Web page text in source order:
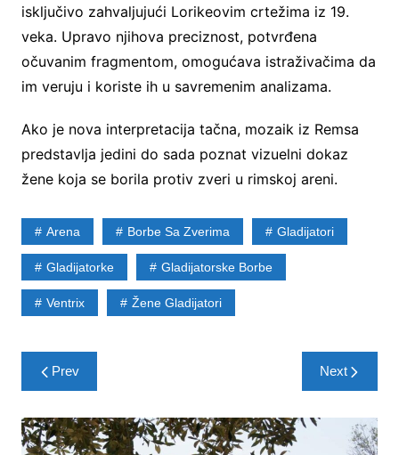
isključivo zahvaljujući Lorikeovim crtežima iz 19.
veka. Upravo njihova preciznost, potvrđena
očuvanim fragmentom, omogućava istraživačima da
im veruju i koriste ih u savremenim analizama.
Ako je nova interpretacija tačna, mozaik iz Remsa
predstavlja jedini do sada poznat vizuelni dokaz
žene koja se borila protiv zveri u rimskoj areni.
Arena Borbe Sa Zverima Gladijatori
Gladijatorke Gladijatorske Borbe
Ventrix Žene Gladijatori
Post
navigation
Prev Next